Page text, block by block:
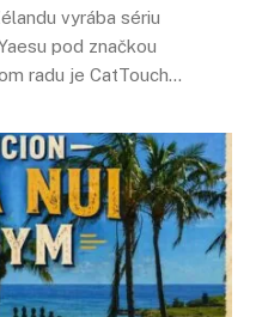
vyrába sériu
pod značkou
radu je CatTouch…